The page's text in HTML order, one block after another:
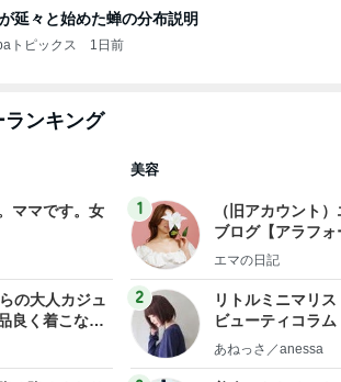
延々と始めた蝉の分布説明
トピックス 1日前
ランキング
ママです。女
の大人カジュ
良く着こなす
ョンブログ
美容
1
（旧アカウント
ブログ【アラフォ
社売却セカンドラ
エマの日記
2
リトルミニマリス
ビューティコラ
little
あねっさ／anessa